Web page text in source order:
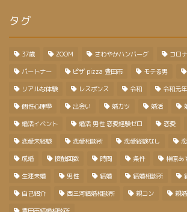
タグ
37歳 ZOOM さわやかハンバーグ コロナ
パートナー ピザ pizza 豊田市 モテる男
リアルな体験 レスポンス 令和 令和元
個性心理學 出会い 婚カツ 婚活
婚活イベント 婚活 男性 恋愛経験ゼロ 恋愛
恋愛未経験 恋愛相談所 恋愛経験なし
成婚 接触回数 時間 条件 榊原あ
生涯未婚 男性 結婚 結婚相談所
自己紹介 西三河結婚相談所 親コン 親